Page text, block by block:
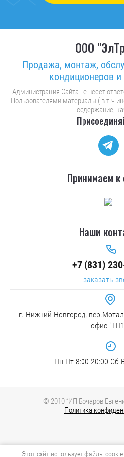
ООО
Продажа, монтаж,
кондиционеров и
Администрация Сайта не несет
Пользователями материалы ( в т.ч
содержание,
Принимаем к
Наши
+7 (831)
заказать
г. Нижний Новгород,
офис
Пн-Пт 8:00-20:00 Сб-
© 2010 “ИП Бочаров
Политика
Этот сайт использует файлы